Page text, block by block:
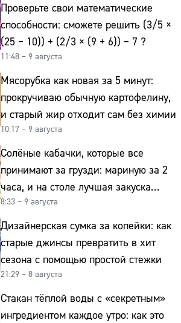
Проверьте свои математические
способности: сможете решить (3/5 ×
(25 − 10)) + (2/3 × (9 + 6)) − 7 ?
11:48 – 9 августа
Мясорубка как новая за 5 минут:
прокручиваю обычную картофелину,
и старый жир отходит сам без химии
10:17 – 9 августа
Солёные кабачки, которые все
принимают за грузди: мариную за 2
часа, и на столе лучшая закуска
к картошке
8:33 – 9 августа
Дизайнерская сумка за копейки: как
старые джинсы превратить в хит
сезона с помощью простой стежки
21:29 – 8 августа
Стакан тёплой воды с «секретным»
ингредиентом каждое утро: как это